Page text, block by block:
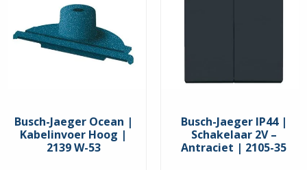
Busch-Jaeger Ocean |
Kabelinvoer Hoog |
2139 W-53
Busch-Jaeger IP44 |
Schakelaar 2V –
Antraciet | 2105-35